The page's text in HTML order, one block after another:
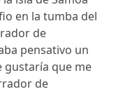
en la tumba del
de
pensativo un
gustaría que me
de